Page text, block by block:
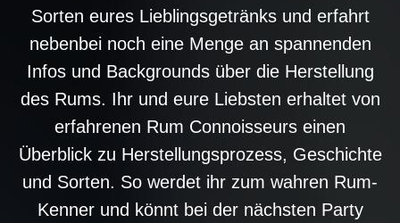
Sorten eures Lieblingsgetränks und erfahrt
nebenbei noch eine Menge an spannenden
Infos und Backgrounds über die Herstellung
des Rums. Ihr und eure Liebsten erhaltet von
erfahrenen Rum Connoisseurs einen
Überblick zu Herstellungsprozess, Geschichte
und Sorten. So werdet ihr zum wahren Rum-
Kenner und könnt bei der nächsten Party